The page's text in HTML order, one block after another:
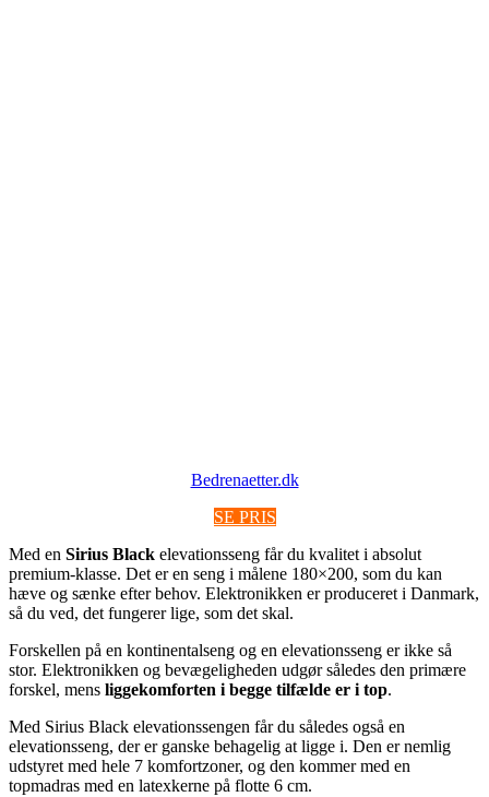
Bedrenaetter.dk
SE PRIS
Med en Sirius Black elevationsseng får du kvalitet i absolut
premium-klasse. Det er en seng i målene 180×200, som du kan
hæve og sænke efter behov. Elektronikken er produceret i Danmark,
så du ved, det fungerer lige, som det skal.
Forskellen på en kontinentalseng og en elevationsseng er ikke så
stor. Elektronikken og bevægeligheden udgør således den primære
forskel, mens liggekomforten i begge tilfælde er i top.
Med Sirius Black elevationssengen får du således også en
elevationsseng, der er ganske behagelig at ligge i. Den er nemlig
udstyret med hele 7 komfortzoner, og den kommer med en
topmadras med en latexkerne på flotte 6 cm.